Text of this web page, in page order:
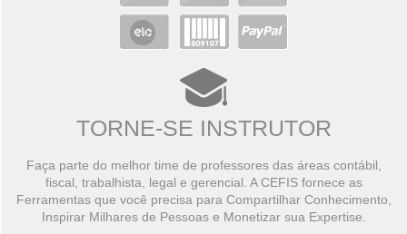
TORNE-SE INSTRUTOR
Faça parte do melhor time de professores das áreas contábil,
fiscal, trabalhista, legal e gerencial. A CEFIS fornece as
Ferramentas que você precisa para Compartilhar Conhecimento,
Inspirar Milhares de Pessoas e Monetizar sua Expertise.